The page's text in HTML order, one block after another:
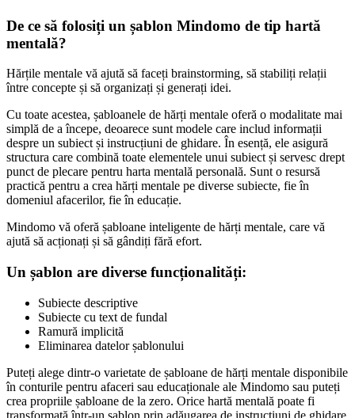
De ce să folosiți un șablon Mindomo de tip hartă
mentală?
Hărțile mentale vă ajută să faceți brainstorming, să stabiliți relații
între concepte și să organizați și generați idei.
Cu toate acestea, șabloanele de hărți mentale oferă o modalitate mai
simplă de a începe, deoarece sunt modele care includ informații
despre un subiect și instrucțiuni de ghidare. În esență, ele asigură
structura care combină toate elementele unui subiect și servesc drept
punct de plecare pentru harta mentală personală. Sunt o resursă
practică pentru a crea hărți mentale pe diverse subiecte, fie în
domeniul afacerilor, fie în educație.
Mindomo vă oferă șabloane inteligente de hărți mentale, care vă
ajută să acționați și să gândiți fără efort.
Un șablon are diverse funcționalități:
Subiecte descriptive
Subiecte cu text de fundal
Ramură implicită
Eliminarea datelor șablonului
Puteți alege dintr-o varietate de șabloane de hărți mentale disponibile
în conturile pentru afaceri sau educaționale ale Mindomo sau puteți
crea propriile șabloane de la zero. Orice hartă mentală poate fi
transformată într-un șablon prin adăugarea de instrucțiuni de ghidare